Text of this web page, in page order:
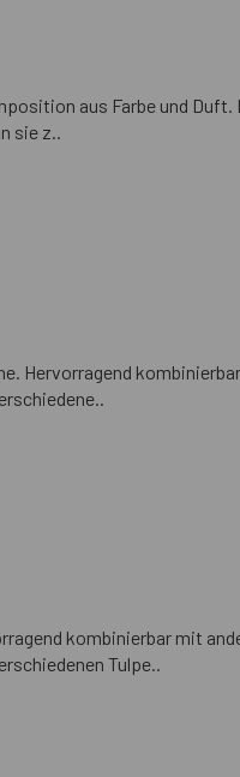
aus Farbe und Duft.
sie z..
Hervorragend
kombinierbar mit
Tulpe..